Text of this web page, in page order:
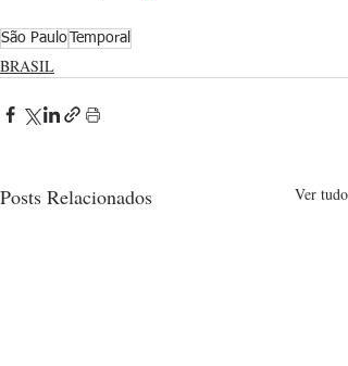
São Paulo Temporal
BRASIL
Posts Relacionados Ver tudo